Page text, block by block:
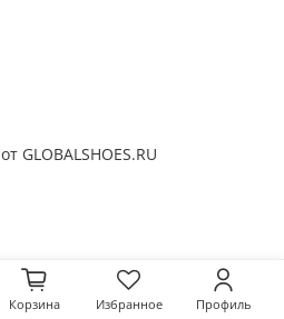
от GLOBALSHOES.RU
Корзина Избранное Профиль